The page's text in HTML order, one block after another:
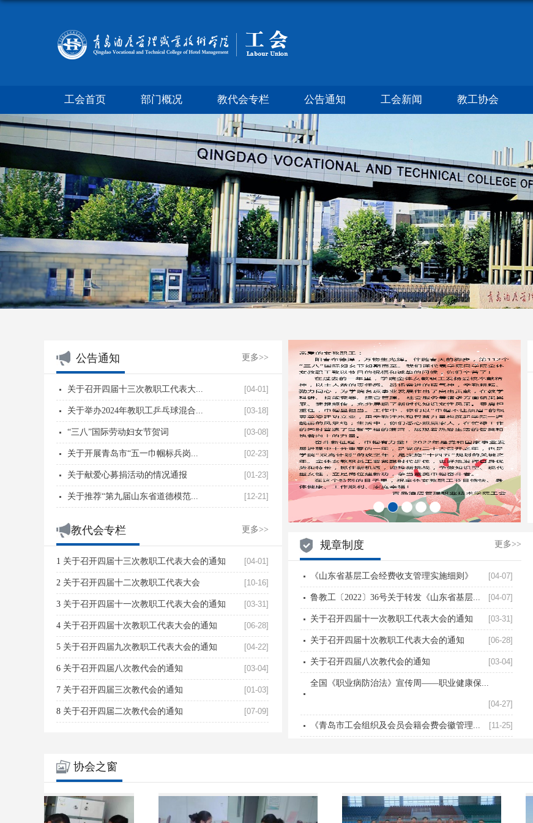
工会首页 部门概况 教代会专栏 公告通知 工会新闻 教工协会
公告通知 更多>>
关于召开四届十三次教职工代表大... [04-01]
关于举办2024年教职工乒乓球混合... [03-18]
“三八”国际劳动妇女节贺词 [03-08]
关于开展青岛市“五一巾帼标兵岗... [02-23]
关于献爱心募捐活动的情况通报 [01-23]
关于推荐“第九届山东省道德模范... [12-21]
教代会专栏 更多>>
1 关于召开四届十三次教职工代表大会的通知 [04-01]
2 关于召开四届十二次教职工代表大会 [10-16]
3 关于召开四届十一次教职工代表大会的通知 [03-31]
4 关于召开四届十次教职工代表大会的通知 [06-28]
5 关于召开四届九次教职工代表大会的通知 [04-22]
6 关于召开四届八次教代会的通知 [03-04]
7 关于召开四届三次教代会的通知 [01-03]
8 关于召开四届二次教代会的通知 [07-09]
规章制度 更多>>
《山东省基层工会经费收支管理实施细则》 [04-07]
鲁教工〔2022〕36号关于转发《山东省基层... [04-07]
关于召开四届十一次教职工代表大会的通知 [03-31]
关于召开四届十次教职工代表大会的通知 [06-28]
关于召开四届八次教代会的通知 [03-04]
全国《职业病防治法》宣传周——职业健康保...
[04-27]
《青岛市工会组织及会员会籍会费会徽管理... [11-25]
协会之窗